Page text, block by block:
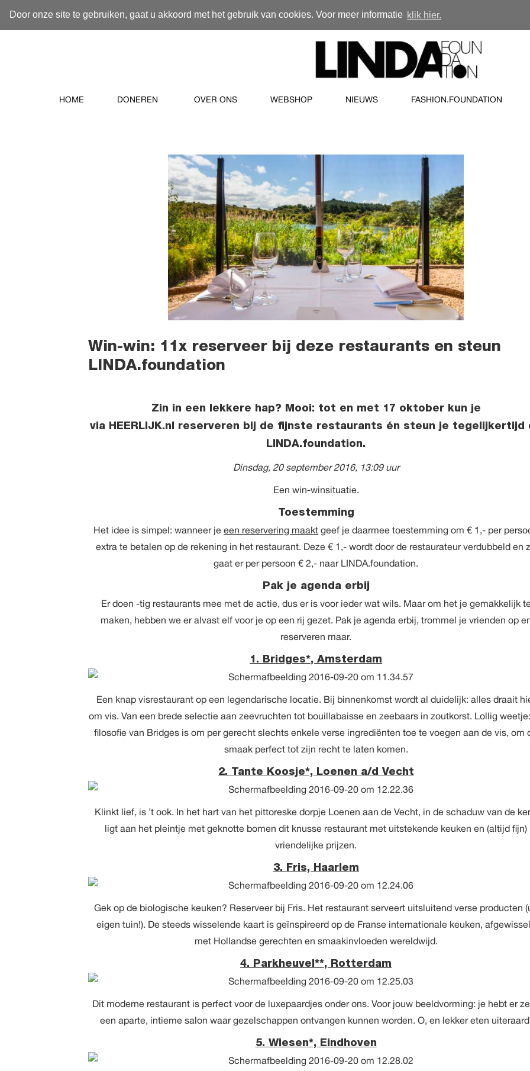
Door onze site te gebruiken, gaat u akkoord met het gebruik van cookies. Voor meer informatie klik hier.
HOME DONEREN OVER ONS WEBSHOP NIEUWS FASHION.FOUNDATION
Win-win: 11x reserveer bij deze restaurants en steun
LINDA.foundation
Zin in een lekkere hap? Mooi: tot en met 17 oktober kun je
via HEERLIJK.nl reserveren bij de fijnste restaurants én steun je tegelijkertijd
LINDA.foundation.
Dinsdag, 20 september 2016, 13:09 uur
Een win-winsituatie.
Toestemming
Het idee is simpel: wanneer jeeen reservering maakt geef je daarmee toestemming om € 1,- per
extra te betalen op de rekening in het restaurant. Deze € 1,- wordt door de restaurateur verdubbeld en
gaat er per persoon € 2,- naar LINDA.foundation.
Pak je agenda erbij
Er doen -tig restaurants mee met de actie, dus er is voor ieder wat wils. Maar om het je gemakkelijk
maken, hebben we er alvast elf voor je op een rij gezet. Pak je agenda erbij, trommel je vrienden op
reserveren maar.
1. Bridges*, Amsterdam
Een knap visrestaurant op een legendarische locatie. Bij binnenkomst wordt al duidelijk: alles draait
om vis. Van een brede selectie aan zeevruchten tot bouillabaisse en zeebaars in zoutkorst. Lollig
filosofie van Bridges is om per gerecht slechts enkele verse ingrediënten toe te voegen aan de vis, om
smaak perfect tot zijn recht te laten komen.
2. Tante Koosje*, Loenen a/d Vecht
Klinkt lief, is ’t ook. In het hart van het pittoreske dorpje Loenen aan de Vecht, in de schaduw van de
ligt aan het pleintje met geknotte bomen dit knusse restaurant met uitstekende keuken en (altijd fijn)
vriendelijke prijzen.
3. Fris, Haarlem
Gek op de biologische keuken? Reserveer bij Fris. Het restaurant serveert uitsluitend verse producten
eigen tuin!). De steeds wisselende kaart is geïnspireerd op de Franse internationale keuken,
met Hollandse gerechten en smaakinvloeden wereldwijd.
4. Parkheuvel**, Rotterdam
Dit moderne restaurant is perfect voor de luxepaardjes onder ons. Voor jouw beeldvorming: je hebt er
een aparte, intieme salon waar gezelschappen ontvangen kunnen worden. O, en lekker eten
5. Wiesen*, Eindhoven